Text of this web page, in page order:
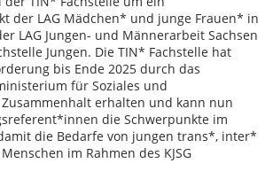
der LAG Mädchen* und junge Frauen* in
LAG Jungen- und Männerarbeit Sachsen
Jungen. Die TIN* Fachstelle hat
bis Ende 2025 durch das
für Soziales und
erhalten und kann nun
die Schwerpunkte im
die Bedarfe von jungen trans*, inter*
im Rahmen des KJSG